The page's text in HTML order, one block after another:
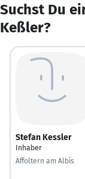
Suchst Du
Keßler?
Stefan Kessler
Inhaber
Affoltern am Albis